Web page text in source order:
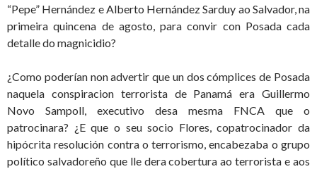
“Pepe” Hernández e Alberto Hernández Sarduy ao Salvador, na
primeira quincena de agosto, para convir con Posada cada
detalle do magnicidio?
¿Como poderían non advertir que un dos cómplices de Posada
naquela conspiracion terrorista de Panamá era Guillermo
Novo Sampoll, executivo desa mesma FNCA que o
patrocinara? ¿E que o seu socio Flores, copatrocinador da
hipócrita resolución contra o terrorismo, encabezaba o grupo
político salvadoreño que lle dera cobertura ao terrorista e aos